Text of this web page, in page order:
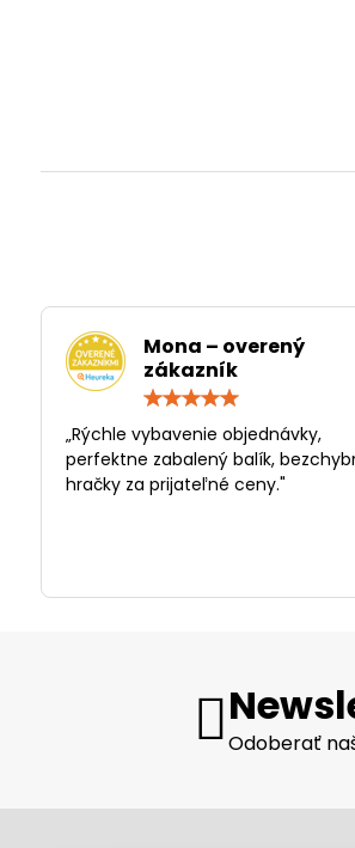
Mona – overený
zákazník
/
5
„Rýchle vybavenie objednávky,
perfektne zabalený balík,
hračky za prijateľné ceny."
Odoberať